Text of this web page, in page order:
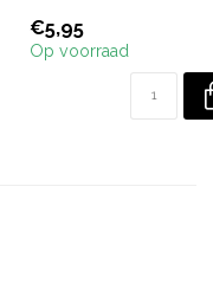
de huid...
€5,95
Op voorraad